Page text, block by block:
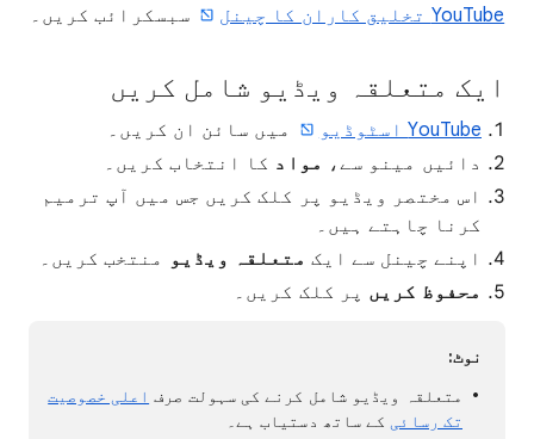
YouTube تخلیق کاران کا چینل
سبسکرائب کریں۔
ایک متعلقہ ویڈیو شامل کریں
YouTube اسٹوڈیو
میں سائن ان کریں۔
دائیں مینو سے، مواد کا انتخاب کریں۔
اس مختصر ویڈیو پر کلک کریں جس میں آپ ترمیم
کرنا چاہتے ہیں۔
اپنے چینل سے ایک متعلقہ ویڈیو منتخب کریں۔
محفوظ کریں پر کلک کریں۔
نوٹ:
متعلقہ ویڈیو شامل کرنے کی سہولت صرف اعلی خصوصیت
تک رسائی کے ساتھ دستیاب ہے۔